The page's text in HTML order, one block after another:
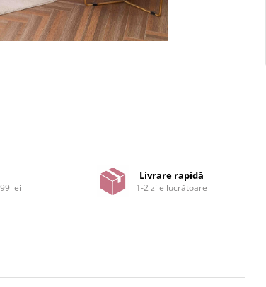
lei
Livrare rapidă
1-2 zile lucrătoare